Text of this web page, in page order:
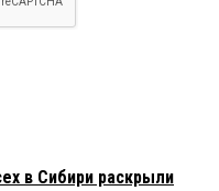
в Сибири раскрыли